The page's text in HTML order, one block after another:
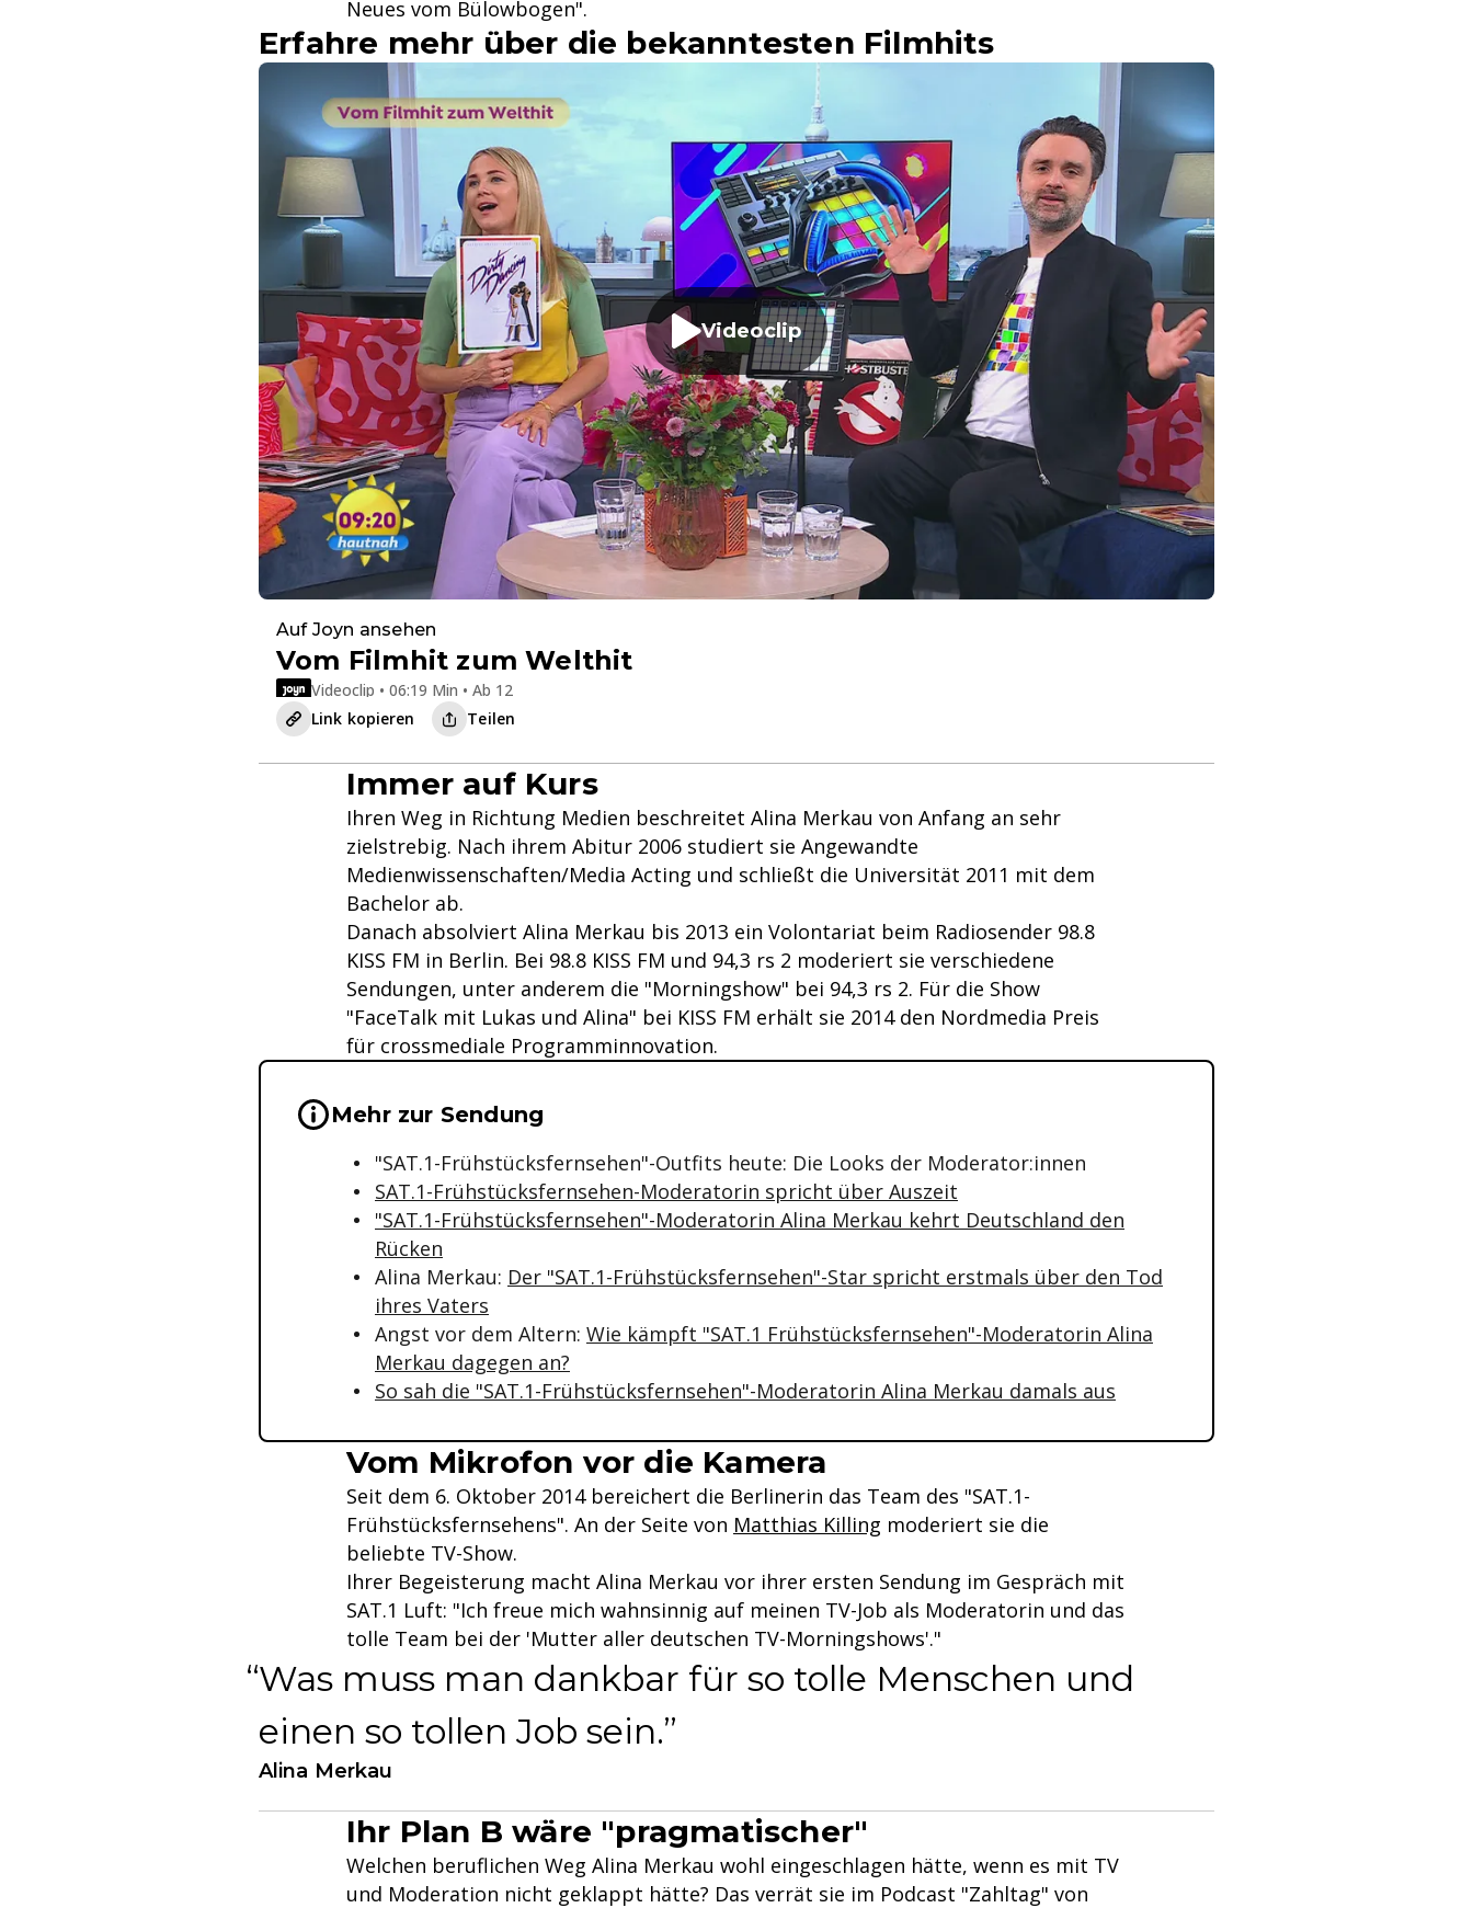
Neues vom Bülowbogen".
Erfahre mehr über die bekanntesten Filmhits
Videoclip
Auf Joyn ansehen
Vom Filmhit zum Welthit
Videoclip • 06:19 Min • Ab 12
Link kopieren
Teilen
Immer auf Kurs
Ihren Weg in Richtung Medien beschreitet Alina Merkau von Anfang an sehr
zielstrebig. Nach ihrem Abitur 2006 studiert sie Angewandte
Medienwissenschaften/Media Acting und schließt die Universität 2011 mit dem
Bachelor ab.
Danach absolviert Alina Merkau bis 2013 ein Volontariat beim Radiosender 98.8
KISS FM in Berlin. Bei 98.8 KISS FM und 94,3 rs 2 moderiert sie verschiedene
Sendungen, unter anderem die "Morningshow" bei 94,3 rs 2. Für die Show
"FaceTalk mit Lukas und Alina" bei KISS FM erhält sie 2014 den Nordmedia Preis
für crossmediale Programminnovation.
Wichtige Hinweise & Informationen zum Inhalt
Mehr zur Sendung
"SAT.1-Frühstücksfernsehen"-Outfits heute: Die Looks der Moderator:innen
SAT.1-Frühstücksfernsehen-Moderatorin spricht über Auszeit
"SAT.1-Frühstücksfernsehen"-Moderatorin Alina Merkau kehrt Deutschland den
Rücken
Alina Merkau: Der "SAT.1-Frühstücksfernsehen"-Star spricht erstmals über den Tod
ihres Vaters
Angst vor dem Altern: Wie kämpft "SAT.1 Frühstücksfernsehen"-Moderatorin Alina
Merkau dagegen an?
So sah die "SAT.1-Frühstücksfernsehen"-Moderatorin Alina Merkau damals aus
Vom Mikrofon vor die Kamera
Seit dem 6. Oktober 2014 bereichert die Berlinerin das Team des "SAT.1-
Frühstücksfernsehens". An der Seite von Matthias Killing moderiert sie die
beliebte TV-Show.
Ihrer Begeisterung macht Alina Merkau vor ihrer ersten Sendung im Gespräch mit
SAT.1 Luft: "Ich freue mich wahnsinnig auf meinen TV-Job als Moderatorin und das
tolle Team bei der 'Mutter aller deutschen TV-Morningshows'."
Was muss man dankbar für so tolle Menschen und
einen so tollen Job sein.
Alina Merkau
Ihr Plan B wäre "pragmatischer"
Welchen beruflichen Weg Alina Merkau wohl eingeschlagen hätte, wenn es mit TV
und Moderation nicht geklappt hätte? Das verrät sie im Podcast "Zahltag" von